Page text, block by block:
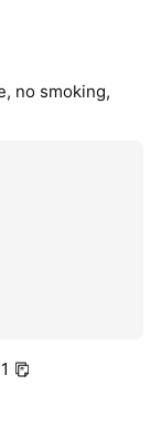
no smoking,